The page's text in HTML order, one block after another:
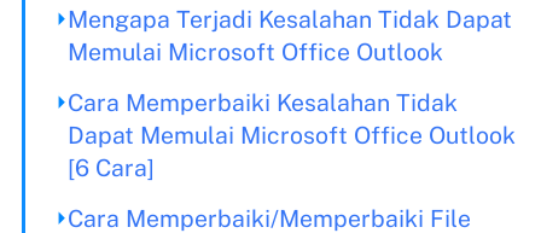
Mengapa Terjadi Kesalahan Tidak Dapat
Memulai Microsoft Office Outlook
Cara Memperbaiki Kesalahan Tidak
Dapat Memulai Microsoft Office Outlook
[6 Cara]
Cara Memperbaiki/Memperbaiki File